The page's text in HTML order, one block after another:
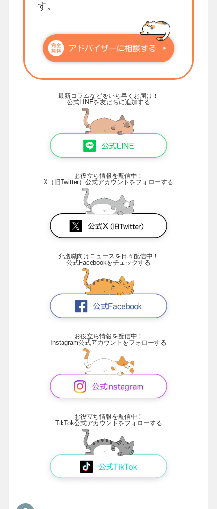
す。
最新コラムなどをいち早くお届け！
公式LINEを友だちに追加する
お役立ち情報を配信中！
X（旧Twitter）公式アカウントをフォローする
介護職向けニュースを日々配信中！
公式Facebookをチェックする
お役立ち情報を配信中！
Instagram公式アカウントをフォローする
お役立ち情報を配信中！
TikTok公式アカウントをフォローする